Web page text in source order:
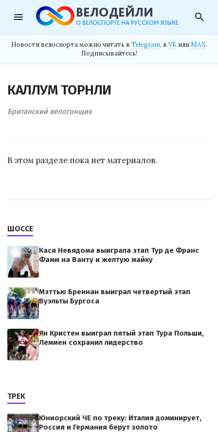
menu search
Новости велоспорта можно читать в Telegram, в VK илиMAX.
Подписывайтесь!
КАЛЛУМ ТОРНЛИ
Британский велогонщик
В этом разделе пока нет материалов.
ШОССЕ
Кася Невядома выиграла этап Тур де Франс
Фамм на Ванту и желтую майку
Мэттью Бреннан выиграл четвертый этап
Вуэльты Бургоса
Ян Кристен выиграл пятый этап Тура Польши,
Леммен сохранил лидерство
ТРЕК
Юниорский ЧЕ по треку: Италия доминирует,
Россия и Германия берут золото